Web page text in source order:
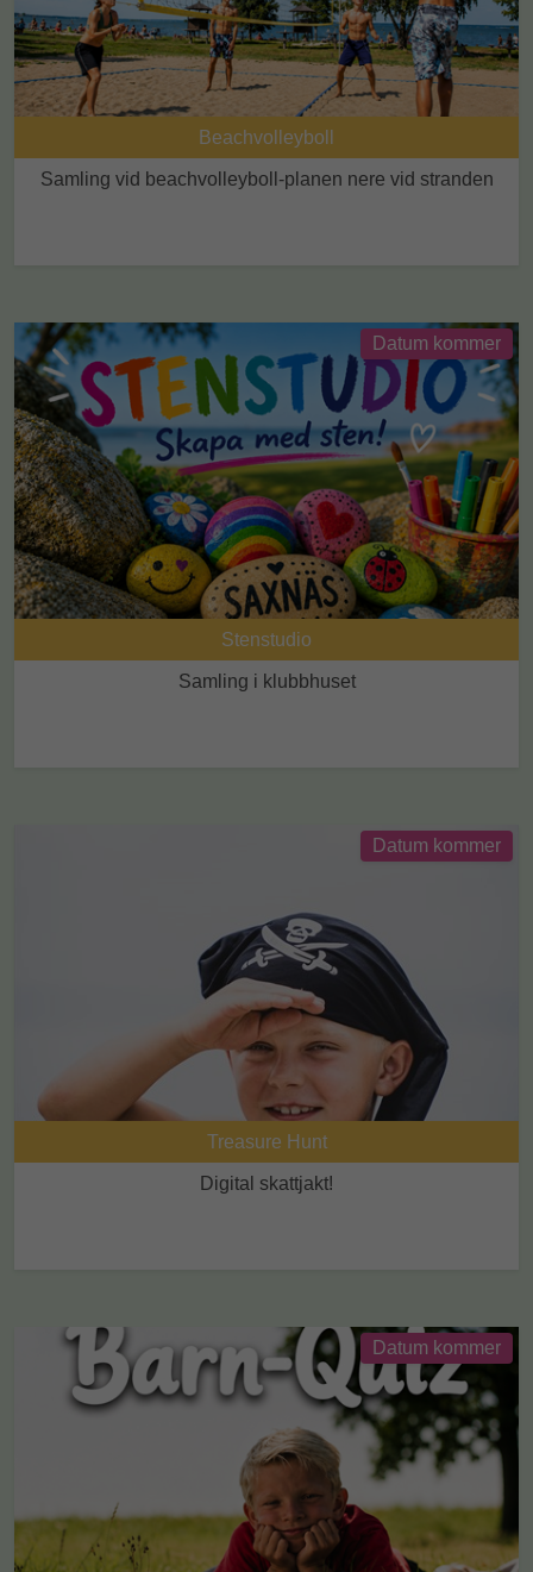
Beachvolleyboll
Samling vid beachvolleyboll-planen nere vid stranden
Datum kommer
Stenstudio
Samling i klubbhuset
Datum kommer
Treasure Hunt
Digital skattjakt!
Datum kommer